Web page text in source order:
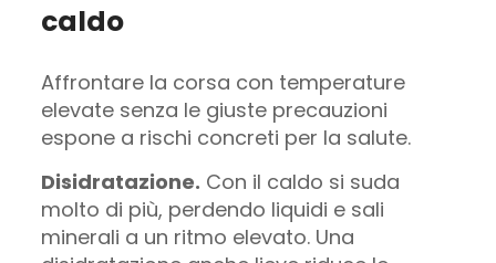
caldo
Affrontare la corsa con temperature
elevate senza le giuste precauzioni
espone a rischi concreti per la salute.
Disidratazione. Con il caldo si suda
molto di più, perdendo liquidi e sali
minerali a un ritmo elevato. Una